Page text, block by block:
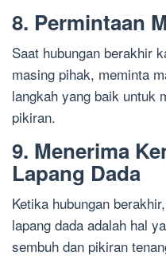
8. Permintaan
Saat hubungan berakhir
masing pihak, meminta
langkah yang baik untuk
pikiran.
9. Menerima
Lapang Dada
Ketika hubungan
lapang dada adalah hal
sembuh dan pikiran